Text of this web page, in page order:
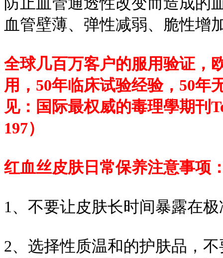
血管壁薄、弹性减弱、脆性增
全球几百万客户的服用验证，
用，50年临床试验经验，50年
见：国际最权威的毒理學期刊
197）
红血丝皮肤日常保养注意事项
1、不要让皮肤长时间暴露在
2、选择性质温和的护肤品，